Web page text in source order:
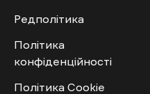
Редполітика
Політика
конфіденційності
Політика Cookie